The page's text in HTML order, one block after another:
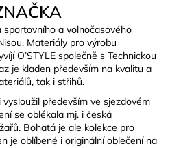
sportovního a volnočasového
Materiály pro výrobu
O’STYLE společně s Technickou
je kladen především na kvalitu a
tak i střihů.
vysloužil především ve sjezdovém
se oblékala mj. i česká
Bohatá je ale kolekce pro
je oblíbené i originální oblečení na